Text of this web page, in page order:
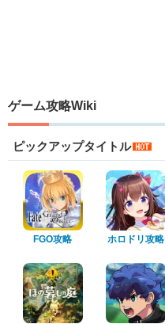
ゲーム攻略Wiki
ピックアップタイトル
FGO攻略 ホロドリ攻略